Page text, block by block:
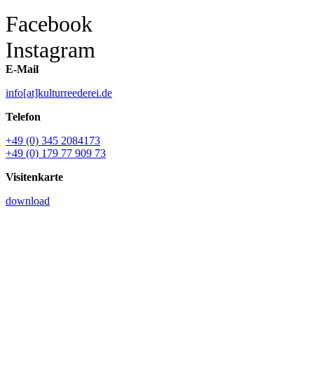
Facebook
Instagram
E-Mail
info[at]kulturreederei.de
Telefon
+49 (0) 345 2084173
+49 (0) 179 77 909 73
Visitenkarte
download